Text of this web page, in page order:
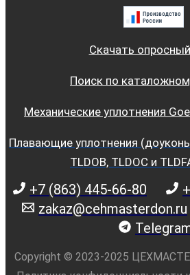
Скачать
Поиск по
Механические уплотнения
Плавающие уплотнения
TLDOB, TLDOC и
+7 (863) 445-66-80
zakaz@cehmasterdon.ru
Copyright © 2023-2025